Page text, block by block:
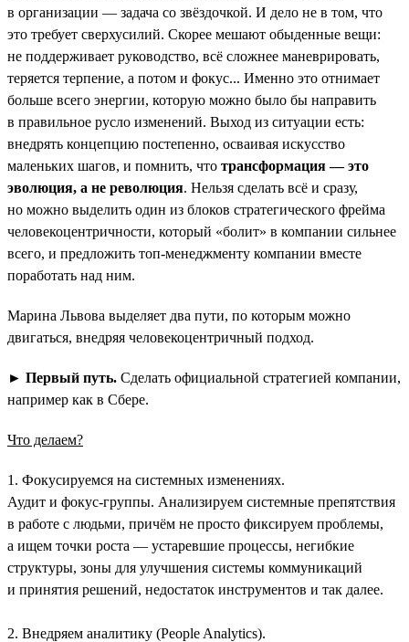
в организации — задача со звёздочкой. И дело не в том, что
это требует сверхусилий. Скорее мешают обыденные вещи:
не поддерживает руководство, всё сложнее маневрировать,
теряется терпение, а потом и фокус... Именно это отнимает
больше всего энергии, которую можно было бы направить
в правильное русло изменений. Выход из ситуации есть:
внедрять концепцию постепенно, осваивая искусство
маленьких шагов, и помнить, что трансформация — это
эволюция, а не революция. Нельзя сделать всё и сразу,
но можно выделить один из блоков стратегического фрейма
человекоцентричности, который «болит» в компании сильнее
всего, и предложить топ-менеджменту компании вместе
поработать над ним.
Марина Львова выделяет два пути, по которым можно
двигаться, внедряя человекоцентричный подход.
► Первый путь. Сделать официальной стратегией компании,
например как в Сбере.
Что делаем?
1. Фокусируемся на системных изменениях.
Аудит и фокус-группы. Анализируем системные препятствия
в работе с людьми, причём не просто фиксируем проблемы,
а ищем точки роста — устаревшие процессы, негибкие
структуры, зоны для улучшения системы коммуникаций
и принятия решений, недостаток инструментов и так далее.
2. Внедряем аналитику (People Analytics).